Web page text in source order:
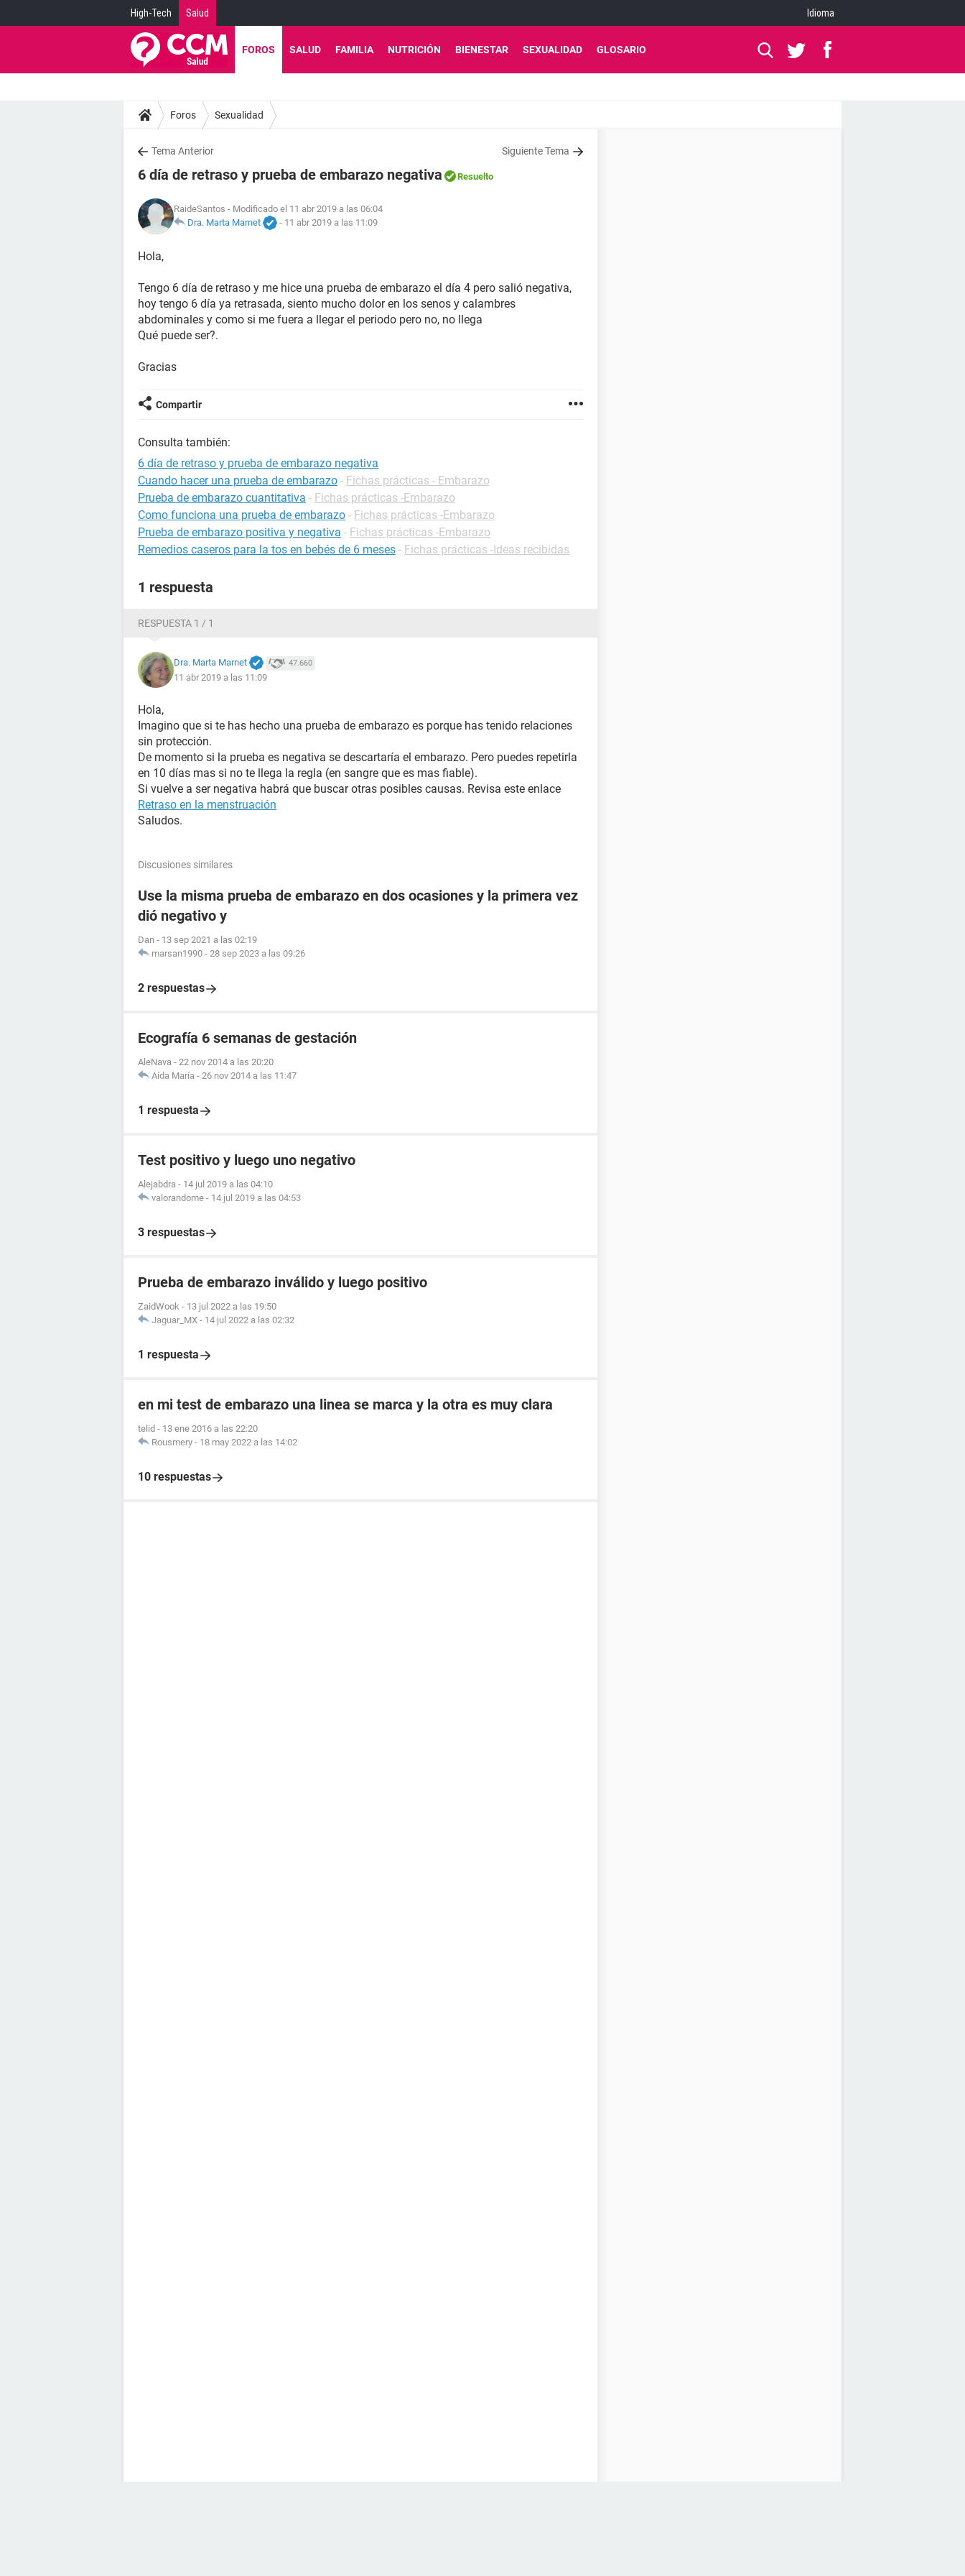
High-Tech Salud Idioma
FOROS SALUD FAMILIA NUTRICIÓN BIENESTAR SEXUALIDAD GLOSARIO
Foros Sexualidad
Tema Anterior Siguiente Tema
6 día de retraso y prueba de embarazo negativa Resuelto
RaideSantos - Modificado el 11 abr 2019 a las 06:04
Dra. Marta Marnet
- 11 abr 2019 a las 11:09
Hola,
Tengo 6 día de retraso y me hice una prueba de embarazo el día 4 pero salió negativa,
hoy tengo 6 día ya retrasada, siento mucho dolor en los senos y calambres
abdominales y como si me fuera a llegar el periodo pero no, no llega
Qué puede ser?.
Gracias
Compartir
Consulta también:
6 día de retraso y prueba de embarazo negativa
Cuando hacer una prueba de embarazo - Fichas prácticas - Embarazo
Prueba de embarazo cuantitativa - Fichas prácticas -Embarazo
Como funciona una prueba de embarazo - Fichas prácticas -Embarazo
Prueba de embarazo positiva y negativa - Fichas prácticas -Embarazo
Remedios caseros para la tos en bebés de 6 meses - Fichas prácticas -Ideas recibidas
1 respuesta
RESPUESTA 1 / 1
Dra. Marta Marnet 47.660
11 abr 2019 a las 11:09
Hola,
Imagino que si te has hecho una prueba de embarazo es porque has tenido relaciones
sin protección.
De momento si la prueba es negativa se descartaría el embarazo. Pero puedes repetirla
en 10 días mas si no te llega la regla (en sangre que es mas fiable).
Si vuelve a ser negativa habrá que buscar otras posibles causas. Revisa este enlace
Retraso en la menstruación
Saludos.
Discusiones similares
Use la misma prueba de embarazo en dos ocasiones y la primera vez
dió negativo y
Dan - 13 sep 2021 a las 02:19
marsan1990 - 28 sep 2023 a las 09:26
2 respuestas
Ecografía 6 semanas de gestación
AleNava - 22 nov 2014 a las 20:20
Aída María - 26 nov 2014 a las 11:47
1 respuesta
Test positivo y luego uno negativo
Alejabdra - 14 jul 2019 a las 04:10
valorandome - 14 jul 2019 a las 04:53
3 respuestas
Prueba de embarazo inválido y luego positivo
ZaidWook - 13 jul 2022 a las 19:50
Jaguar_MX - 14 jul 2022 a las 02:32
1 respuesta
en mi test de embarazo una linea se marca y la otra es muy clara
telid - 13 ene 2016 a las 22:20
Rousmery - 18 may 2022 a las 14:02
10 respuestas